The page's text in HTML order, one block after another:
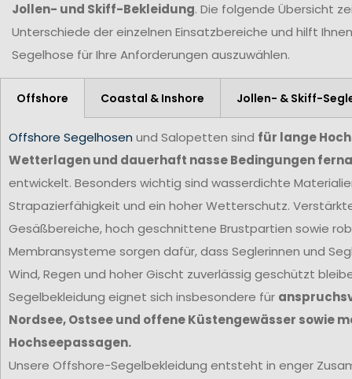
Jollen- und Skiff-Bekleidung. Die folgende Übersicht
Unterschiede der einzelnen Einsatzbereiche und hilft
Segelhose für Ihre Anforderungen auszuwählen.
Offshore Coastal & Inshore Jollen- & Skiff-
Offshore Segelhosen und Salopetten sind für lange
Wetterlagen und dauerhaft nasse Bedingungen
entwickelt. Besonders wichtig sind wasserdichte
Strapazierfähigkeit und ein hoher Wetterschutz.
Gesäßbereiche, hoch geschnittene Brustpartien sowie
Membransysteme sorgen dafür, dass Seglerinnen und
Wind, Regen und hoher Gischt zuverlässig geschützt
Segelbekleidung eignet sich insbesondere für
Nordsee, Ostsee und offene Küstengewässer sowie
Hochseepassagen.
Unsere Offshore-Segelbekleidung entsteht in enger